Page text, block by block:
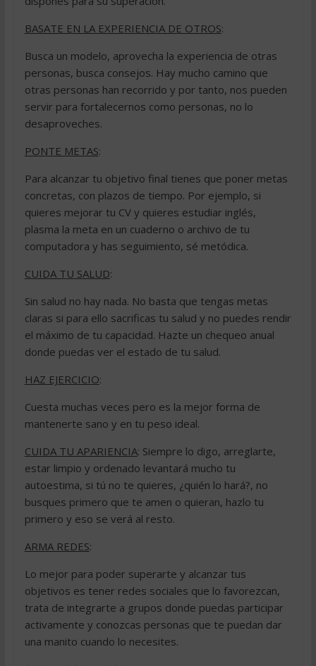
BASATE EN LA EXPERIENCIA DE OTROS:
Busca un modelo, aprovecha la experiencia de otras
personas, busca consejos. Hay mucho camino que
otras personas han recorrido y por tanto, nos pueden
servir para fortalecernos como personas, no lo
desaproveches.
PONTE METAS:
Para alcanzar tu objetivo final tienes que poner metas
concretas, con plazos de tiempo. Por ejemplo, si
quieres mejorar tu CV y quieres estudiar inglés,
plasma la meta en un cuaderno o archivo de tu
computadora y has seguimiento, sé metódica.
CUIDA TU SALUD:
Sin salud no hay nada. No basta que tengas metas
claras si para ello sacrificas tu salud y no puedes rendir
el máximo de tu capacidad. Hazte un chequeo anual
donde puedas ver el estado de tu salud.
HAZ EJERCICIO:
Cuesta muchas veces pero es la mejor forma de
mantenerte sano y en tu peso ideal.
CUIDA TU APARIENCIA: Siempre lo digo, arreglarte,
estar limpio y ordenado levantará mucho tu
autoestima, si tú no te quieres, ¿quién lo hará?, no
busques primero que te amen o quieran, hazlo tu
primero y eso se verá al resto.
ARMA REDES:
Lo mejor para poder superarte y alcanzar tus
objetivos es tener redes sociales que lo favorezcan,
trata de integrarte a grupos donde puedas participar
activamente y conozcas personas que te puedan dar
una manito cuando lo necesites.